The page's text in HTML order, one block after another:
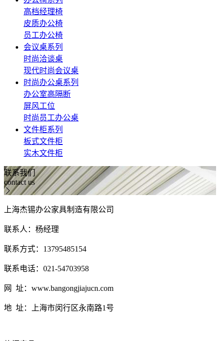
高档经理椅
皮质办公椅
员工办公椅
会议桌系列
时尚洽谈桌
现代时尚会议桌
时尚办公桌系列
办公室高隔断
屏风工位
时尚员工办公桌
文件柜系列
板式文件柜
实木文件柜
联系我们
contact us
上海杰锡办公家具制造有限公司
联系人：杨经理
联系方式：13795485154
联系电话：021-54703958
网 址：www.bangongjiajucn.com
地 址：上海市闵行区永南路1号